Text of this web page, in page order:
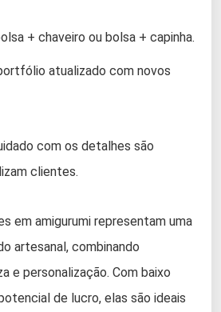
+ chaveiro ou bolsa + capinha.
atualizado com novos
com os detalhes são
clientes.
em amigurumi representam uma
artesanal, combinando
e personalização. Com baixo
de lucro, elas são ideais